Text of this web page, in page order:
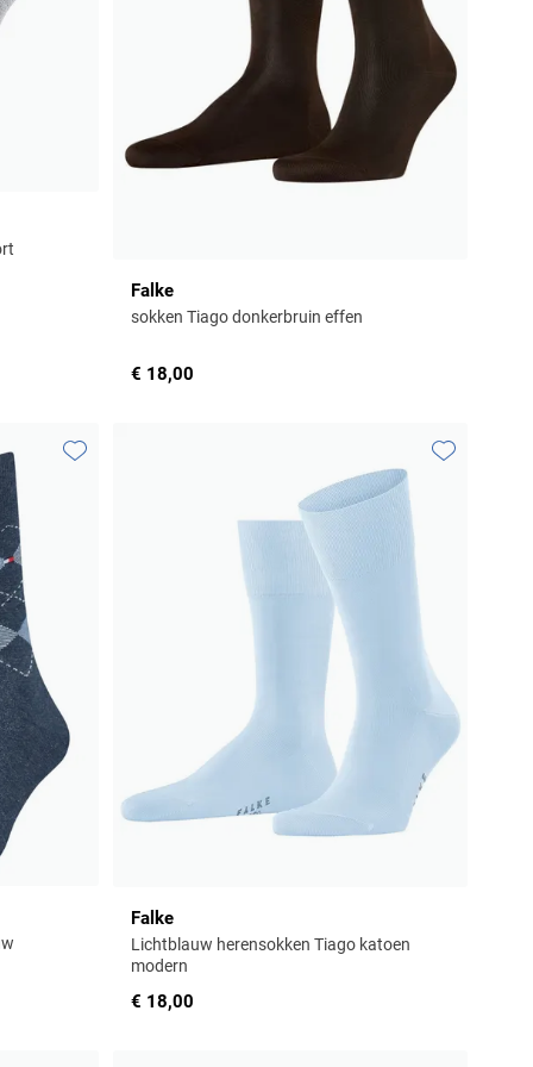
Falke
sokken Tiago donkerbruin effen
€ 18,00
Falke
Lichtblauw herensokken Tiago katoen
modern
€ 18,00